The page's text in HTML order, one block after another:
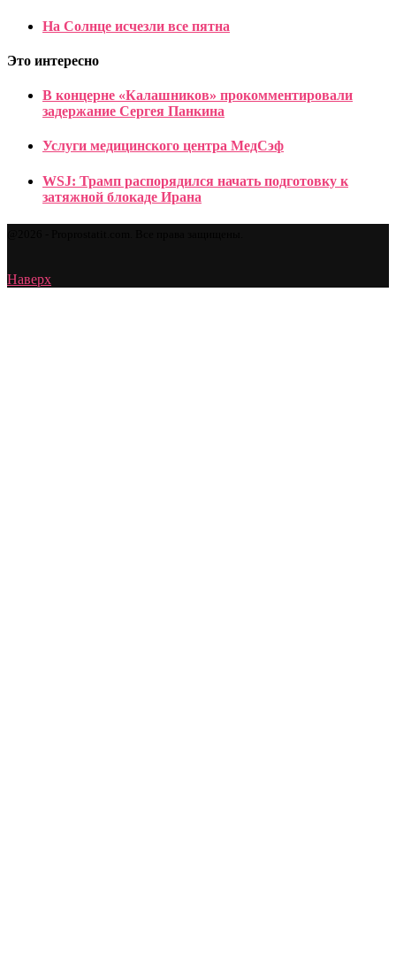
На Солнце исчезли все пятна
Это интересно
В концерне «Калашников» прокомментировали
задержание Сергея Панкина
Услуги медицинского центра МедСэф
WSJ: Трамп распорядился начать подготовку к
затяжной блокаде Ирана
Наверх